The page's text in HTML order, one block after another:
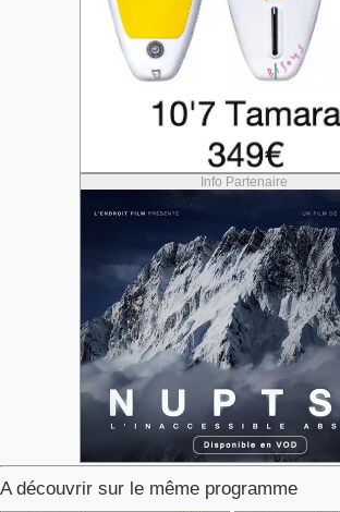
Info Partenaire
A découvrir sur le même programme